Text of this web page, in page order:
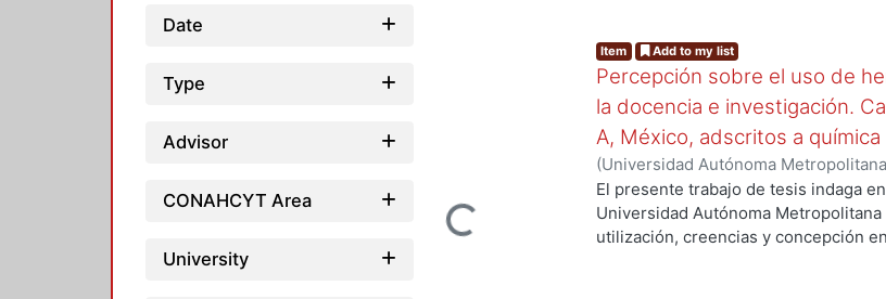
Date
Type
Advisor
CONAHCYT Area
University Loading...
Item Add to my list
Percepción sobre el uso de
la docencia e investigación.
A, México, adscritos a química
(Universidad Autónoma
de Servicios de Información.,2019-01
El presente trabajo de tesis indaga
Universidad Autónoma
utilización, creencias y concepción